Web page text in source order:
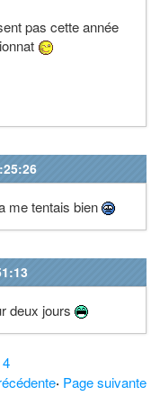
pas cette année
me tentais bien
deux jours
4
· Page suivante